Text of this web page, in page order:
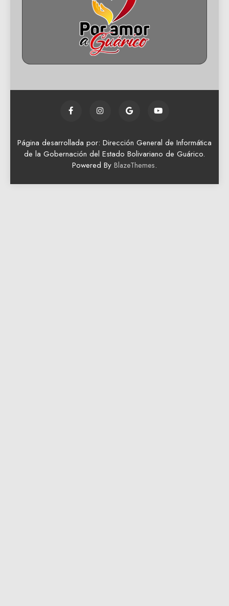
Página desarrollada por: Dirección General de Informática
de la Gobernación del Estado Bolivariano de Guárico.
Powered By BlazeThemes.